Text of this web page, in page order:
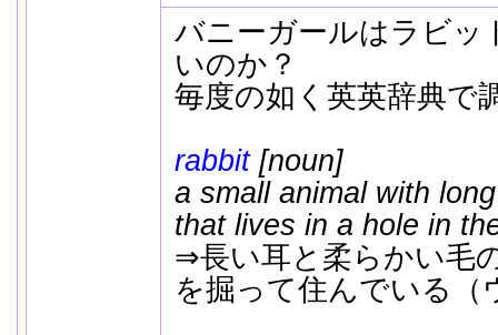
バニーガールはラビッ
いのか？
毎度の如く英英辞典で
rabbit[noun]
a small animal with
that lives in a hole in
⇒長い耳と柔らかい毛
を掘って住んでいる（